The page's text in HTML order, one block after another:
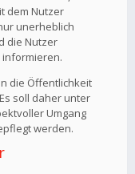
dem Nutzer
unerheblich
die Nutzer
die Öffentlichkeit
soll daher unter
Umgang
werden.